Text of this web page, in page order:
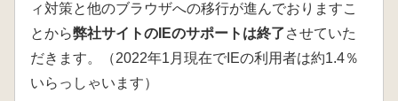
ィ対策と他のブラウザへの移行が進んでおりますこ
とから弊社サイトのIEのサポートは終了させていた
だきます。（2022年1月現在でIEの利用者は約1.4％
いらっしゃいます）